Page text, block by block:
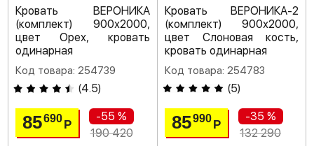
Кровать ВЕРОНИКА
(комплект) 900х2000,
цвет Орех, кровать
одинарная
Код товара: 254739
(4.5)
85690Р
-55 %
190 420
Кровать ВЕРОНИКА-2
(комплект) 900х2000,
цвет Слоновая кость,
кровать одинарная
Код товара: 254783
(5)
85990 Р
-35 %
132 290